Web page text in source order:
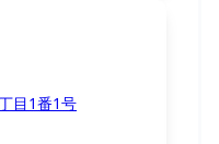
⽬1番1号